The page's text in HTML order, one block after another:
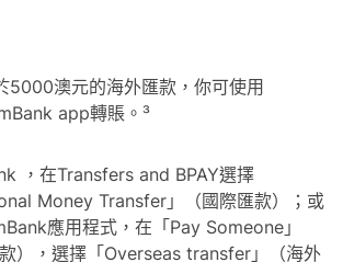
5000澳元的海外匯款，你可使用
app轉賬。³
，在Transfers and BPAY選擇
Money Transfer」（國際匯款）；或
應用程式，在「Pay Someone」
款），選擇「Overseas transfer」（海外